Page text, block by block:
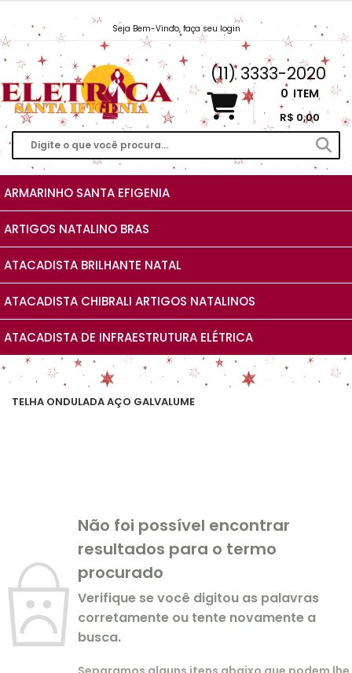
Seja Bem-Vindo, faça seu login
Vendas@EletricaSantaIfigenia.com.br
(11) 3333-2020
0 ITEM
R$ 0,00
ARMARINHO SANTA EFIGENIA
ARTIGOS NATALINO BRAS
ATACADISTA BRILHANTE NATAL
ATACADISTA CHIBRALI ARTIGOS NATALINOS
ATACADISTA DE INFRAESTRUTURA ELÉTRICA
TELHA ONDULADA AÇO GALVALUME
Não foi possível encontrar
resultados para o termo
procurado
Verifique se você digitou as palavras
corretamente ou tente novamente a
busca.